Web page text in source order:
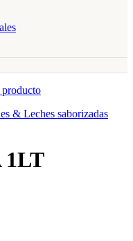
& Leches saborizadas
1LT